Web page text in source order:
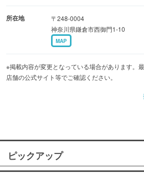
所在地
〒248-0004
神奈川県鎌倉市西御門1-10
MAP
※掲載内容が変更となっている場合があります。
店舗の公式サイト等でご確認ください。
ピックアップ